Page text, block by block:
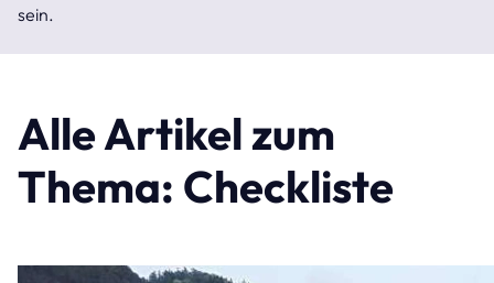
sein.
Alle Artikel zum
Thema: Checkliste